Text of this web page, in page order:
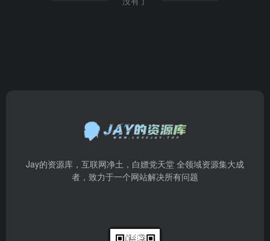
Jay的资源库，互联网净土，白嫖党天堂 全领域资源集大成
者，致力于一个网站解决所有问题